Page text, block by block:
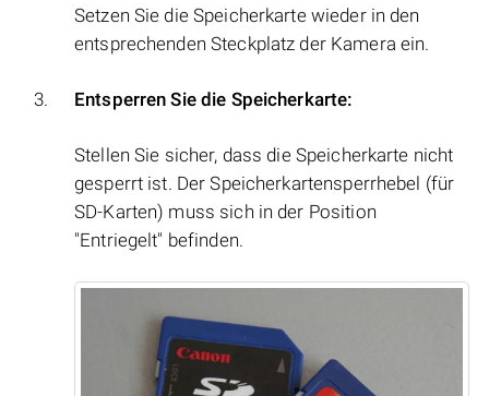
Setzen Sie die Speicherkarte wieder in den
entsprechenden Steckplatz der Kamera ein.
Entsperren Sie die Speicherkarte:
Stellen Sie sicher, dass die Speicherkarte nicht
gesperrt ist. Der Speicherkartensperrhebel (für
SD-Karten) muss sich in der Position
"Entriegelt" befinden.